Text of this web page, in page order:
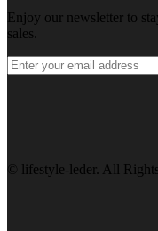
Enjoy our newsletter to
sales.
© lifestyle-leder. All